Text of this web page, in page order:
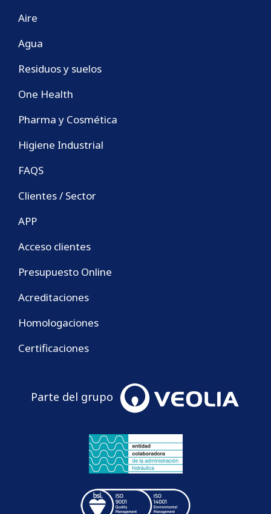
Aire
Agua
Residuos y suelos
One Health
Pharma y Cosmética
Higiene Industrial
FAQS
Clientes / Sector
APP
Acceso clientes
Presupuesto Online
Acreditaciones
Homologaciones
Certificaciones
Parte del grupo